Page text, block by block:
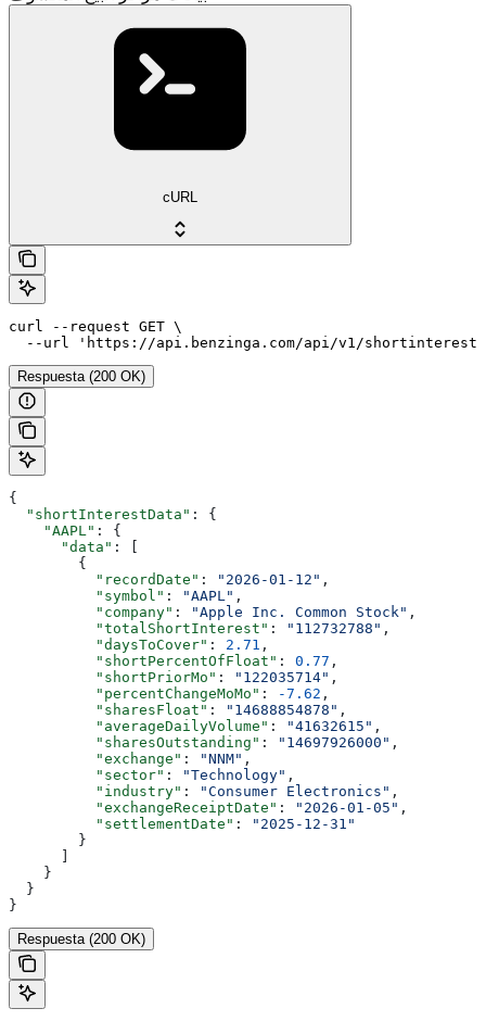
cURL
curl --request GET \
--url 'https://api.benzinga.com/api/v1/
Respuesta (200 OK)
{
  "shortInterestData"
: {
    "AAPL"
: {
      "data"
: [
        {
          "recordDate"
: "2026-01-12" ,
          "symbol"
: "AAPL" ,
          "company"
: "Apple Inc. Common Stock" ,
          "totalShortInterest"
: "112732788" ,
          "daysToCover"
: 2.71 ,
          "shortPercentOfFloat"
: 0.77 ,
          "shortPriorMo"
: "122035714" ,
          "percentChangeMoMo"
: -7.62 ,
          "sharesFloat"
: "14688854878" ,
          "averageDailyVolume"
: "41632615" ,
          "sharesOutstanding"
: "14697926000" ,
          "exchange"
: "NNM" ,
          "sector"
: "Technology" ,
          "industry"
: "Consumer Electronics" ,
          "exchangeReceiptDate"
: "2026-01-05" ,
          "settlementDate"
:
"2025-12-31"
        }
    }
  }
}
Respuesta (200 OK)